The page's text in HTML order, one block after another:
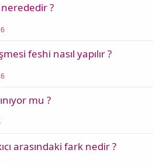
?
feshi nasıl yapılır ?
mu ?
arasındaki fark nedir ?